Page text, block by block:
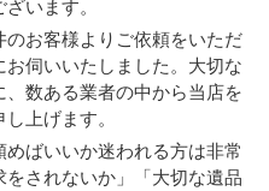
います。
お客様よりご依頼をいただ
伺いいたしました。大切な
数ある業者の中から当店を
上げます。
ばいいか迷われる方は非常
されないか」「大切な遺品